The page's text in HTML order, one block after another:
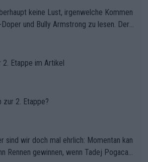
spätes Erwachen: Zu diesem Zeitpunkt
bereits zu groß, um es im Allein
Die Quittung sind nun 15 Sekunden
– ein Polster, das Niewiado
sicher als der psychologische Wendep
Geschichte eingehen. Wenn man bei so
einmal den Moment verpasst und der K
Luft" schenkt, ist der Schaden am Ber
uns liegt nun das große Finale R
hat psychologisch Oberwasser, ab
müssen jetzt All-In gehen. (gregman
keine Lust, irgenwelche Kommen
und Bully Armstrong zu lesen. Der
Medium!
Etappe im Artikel
2. Etappe?
sind wir doch mal ehrlich: Momentan kan
Rennen gewinnen, wenn Tadej Pogacar